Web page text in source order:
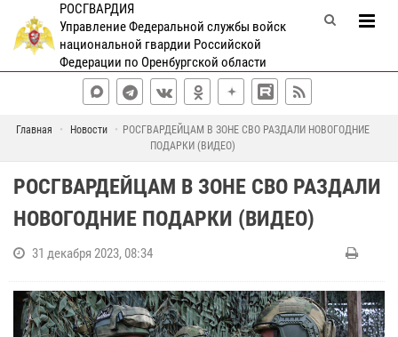
РОСГВАРДИЯ
Управление Федеральной службы войск
национальной гвардии Российской
Федерации по Оренбургской области
Главная Новости
РОСГВАРДЕЙЦАМ В ЗОНЕ СВО РАЗДАЛИ НОВОГОДНИЕ
ПОДАРКИ (ВИДЕО)
РОСГВАРДЕЙЦАМ В ЗОНЕ СВО РАЗДАЛИ
НОВОГОДНИЕ ПОДАРКИ (ВИДЕО)
31 декабря 2023, 08:34